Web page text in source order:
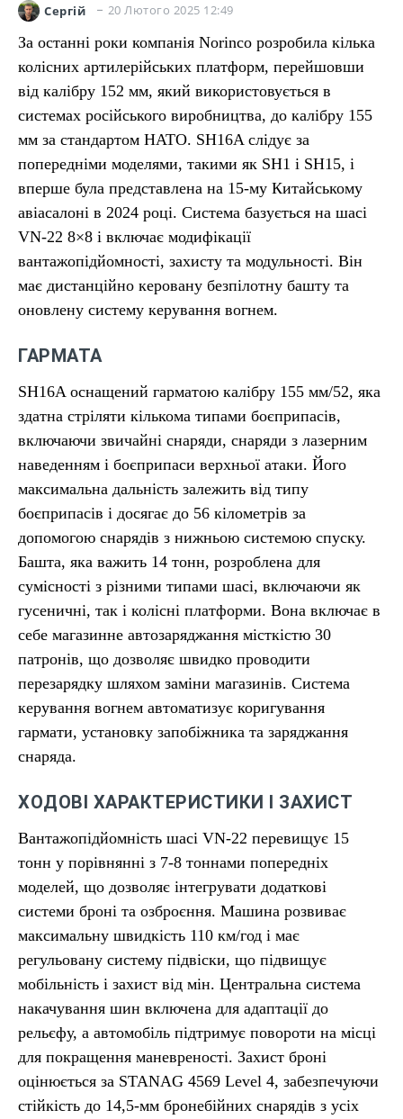
Сергій 20 Лютого 2025 12:49
За останні роки компанія Norinco розробила кілька
колісних артилерійських платформ, перейшовши
від калібру 152 мм, який використовується в
системах російського виробництва, до калібру 155
мм за стандартом НАТО. SH16A слідує за
попередніми моделями, такими як SH1 і SH15, і
вперше була представлена ​​на 15-му Китайському
авіасалоні в 2024 році. Система базується на шасі
VN-22 8×8 і включає модифікації
вантажопідйомності, захисту та модульності. Він
має дистанційно керовану безпілотну башту та
оновлену систему керування вогнем.
ГАРМАТА
SH16A оснащений гарматою калібру 155 мм/52, яка
здатна стріляти кількома типами боєприпасів,
включаючи звичайні снаряди, снаряди з лазерним
наведенням і боєприпаси верхньої атаки. Його
максимальна дальність залежить від типу
боєприпасів і досягає до 56 кілометрів за
допомогою снарядів з нижньою системою спуску.
Башта, яка важить 14 тонн, розроблена для
сумісності з різними типами шасі, включаючи як
гусеничні, так і колісні платформи. Вона включає в
себе магазинне автозаряджання місткістю 30
патронів, що дозволяє швидко проводити
перезарядку шляхом заміни магазинів. Система
керування вогнем автоматизує коригування
гармати, установку запобіжника та заряджання
снаряда.
ХОДОВІ ХАРАКТЕРИСТИКИ І ЗАХИСТ
Вантажопідйомність шасі VN-22 перевищує 15
тонн у порівнянні з 7-8 тоннами попередніх
моделей, що дозволяє інтегрувати додаткові
системи броні та озброєння. Машина розвиває
максимальну швидкість 110 км/год і має
регульовану систему підвіски, що підвищує
мобільність і захист від мін. Центральна система
накачування шин включена для адаптації до
рельєфу, а автомобіль підтримує повороти на місці
для покращення маневреності. Захист броні
оцінюється за STANAG 4569 Level 4, забезпечуючи
стійкість до 14,5-мм бронебійних снарядів з усіх